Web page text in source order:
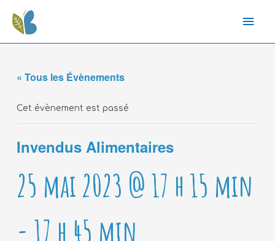
« Tous les Évènements
Cet évènement est passé
Invendus Alimentaires
25 mai 2023 @ 17 h 15 min
- 17 h 45 min